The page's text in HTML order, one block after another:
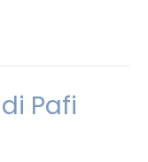
Pafi